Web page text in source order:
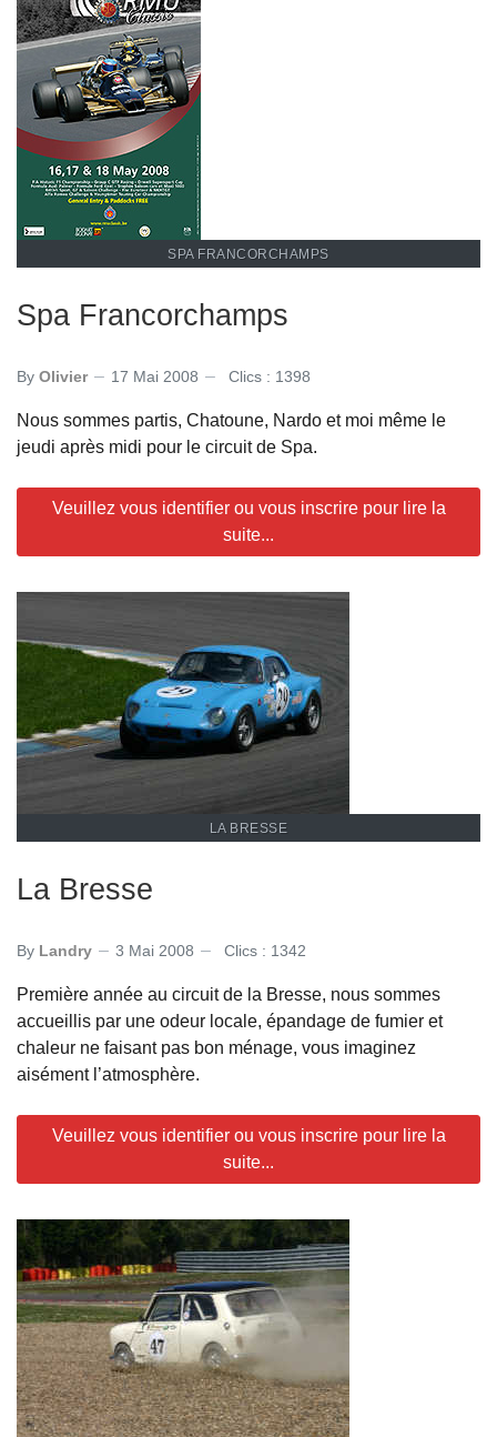
SPA FRANCORCHAMPS
Spa Francorchamps
By Olivier 17 Mai 2008 Clics : 1398
Nous sommes partis, Chatoune, Nardo et moi même le
jeudi après midi pour le circuit de Spa.
Veuillez vous identifier ou vous inscrire pour lire la
suite...
LA BRESSE
La Bresse
By Landry 3 Mai 2008 Clics : 1342
Première année au circuit de la Bresse, nous sommes
accueillis par une odeur locale, épandage de fumier et
chaleur ne faisant pas bon ménage, vous imaginez
aisément l’atmosphère.
Veuillez vous identifier ou vous inscrire pour lire la
suite...